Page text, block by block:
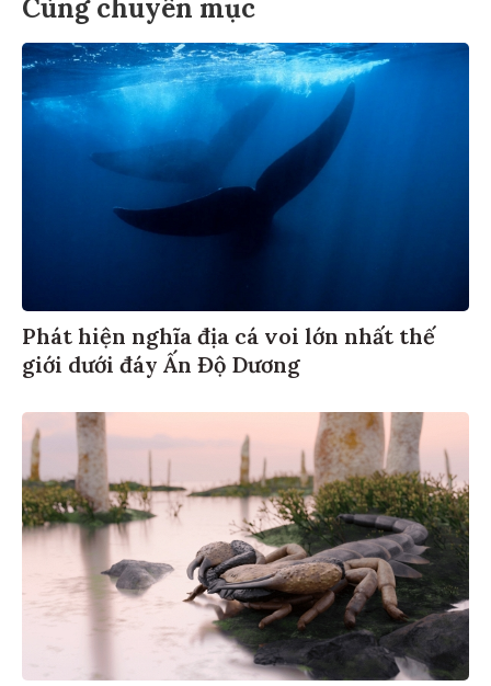
Phát hiện nghĩa địa cá voi lớn nhất thế
giới dưới đáy Ấn Độ Dương